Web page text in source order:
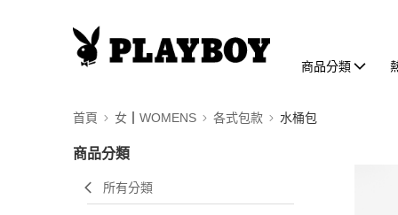
商品分類
首頁 女┃WOMENS 各式包款 水桶包
商品分類
所有分類